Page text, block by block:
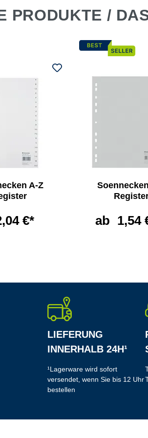
PRODUKTE /
A-Z
€* ab 1,54
LIEFERUNG
INNERHALB 24H¹
¹Lagerware wird sofort
versendet, wenn Sie bis 12 Uhr
bestellen